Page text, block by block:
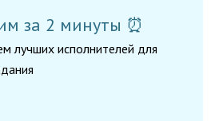
за 2 минуты ⏰
лучших исполнителей для